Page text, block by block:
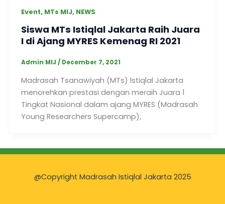
Event, MTs MIJ, NEWS
Siswa MTs Istiqlal Jakarta Raih Juara
I di Ajang MYRES Kemenag RI 2021
Admin MIJ / December 7, 2021
Madrasah Tsanawiyah (MTs) Istiqlal Jakarta
menorehkan prestasi dengan meraih Juara 1
Tingkat Nasional dalam ajang MYRES (Madrasah
Young Researchers Supercamp),
@Copyright Madrasah Istiqlal Jakarta 2025